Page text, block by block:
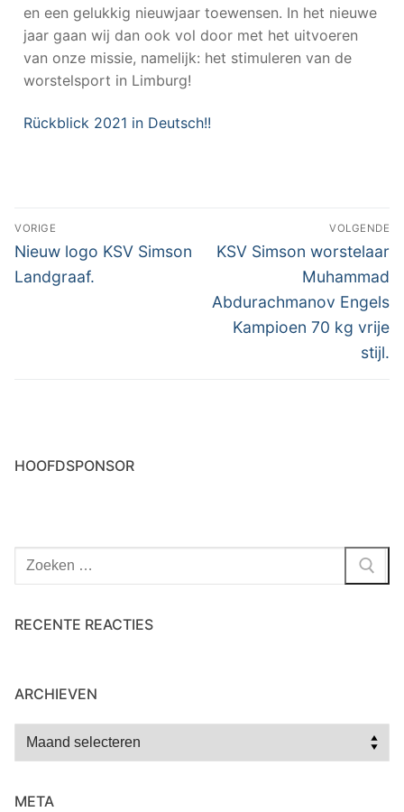
en een gelukkig nieuwjaar toewensen. In het nieuwe
jaar gaan wij dan ook vol door met het uitvoeren
van onze missie, namelijk: het stimuleren van de
worstelsport in Limburg!
Rückblick 2021 in Deutsch!!
VORIGE
Nieuw logo KSV Simson
Landgraaf.
VOLGENDE
KSV Simson worstelaar
Muhammad
Abdurachmanov Engels
Kampioen 70 kg vrije
stijl.
HOOFDSPONSOR
RECENTE REACTIES
ARCHIEVEN
META